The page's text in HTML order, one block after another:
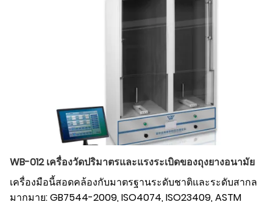
WB-012 เครื่องวัดปริมาตรและแรงระเบิดของถุงยางอนามัย
เครื่องมือนี้สอดคล้องกับมาตรฐานระดับชาติและระดับสากล
มากมาย: GB7544-2009, ISO4074, ISO23409, ASTM